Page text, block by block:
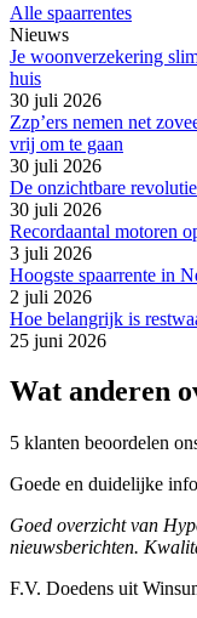
Alle spaarrentes
Nieuws
Je woonverzekering
huis
30 juli 2026
Zzp’ers nemen net
vrij om te gaan
30 juli 2026
De onzichtbare
30 juli 2026
Recordaantal motoren
3 juli 2026
Hoogste spaarrente in
2 juli 2026
Hoe belangrijk is
25 juni 2026
Wat anderen
5 klanten beoordelen
Goede en duidelijke
Goed overzicht van
nieuwsberichten.
F.V. Doedens uit